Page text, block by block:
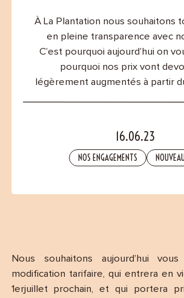
À La Plantation nous souhaitons
en pleine transparence avec
C’est pourquoi aujourd’hui on
pourquoi nos prix vont
légèrement augmentés à partir
16.06.23
NOS ENGAGEMENTS
Nous souhaitons aujourd’hui
modification tarifaire, qui entrera en
1erjuillet prochain, et qui portera